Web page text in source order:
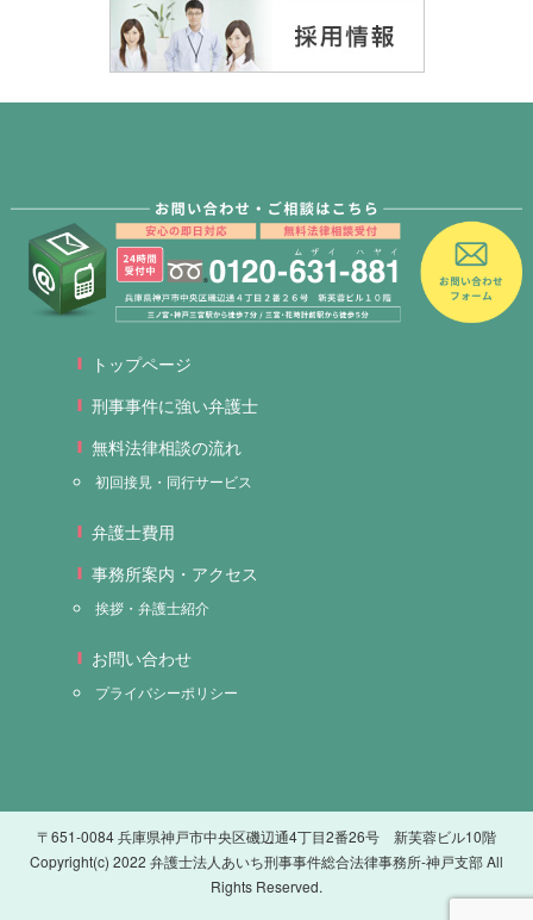
トップページ
刑事事件に強い弁護士
無料法律相談の流れ
初回接見・同行サービス
弁護士費用
事務所案内・アクセス
挨拶・弁護士紹介
お問い合わせ
プライバシーポリシー
〒651-0084 兵庫県神戸市中央区磯辺通4丁目2番26号 新芙蓉ビル10階
Copyright(c) 2022 弁護士法人あいち刑事事件総合法律事務所-神戸支部 All
Rights Reserved.